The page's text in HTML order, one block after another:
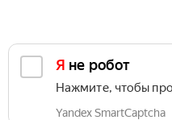
Я не робот
Нажмите, чтобы
Yandex SmartCaptcha